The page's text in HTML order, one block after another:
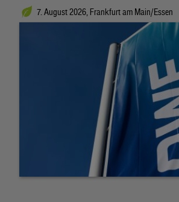
7. August 2026, Frankfurt am Main/Essen